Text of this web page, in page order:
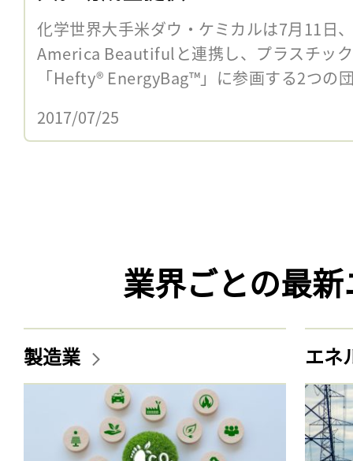
化学世界大手米ダウ・ケミカルは7月11日
America Beautifulと連携し、プラスチッ
「Hefty® EnergyBag™」に参画する2つ
2017/07/25
業界ごとの最
製造業 エネ